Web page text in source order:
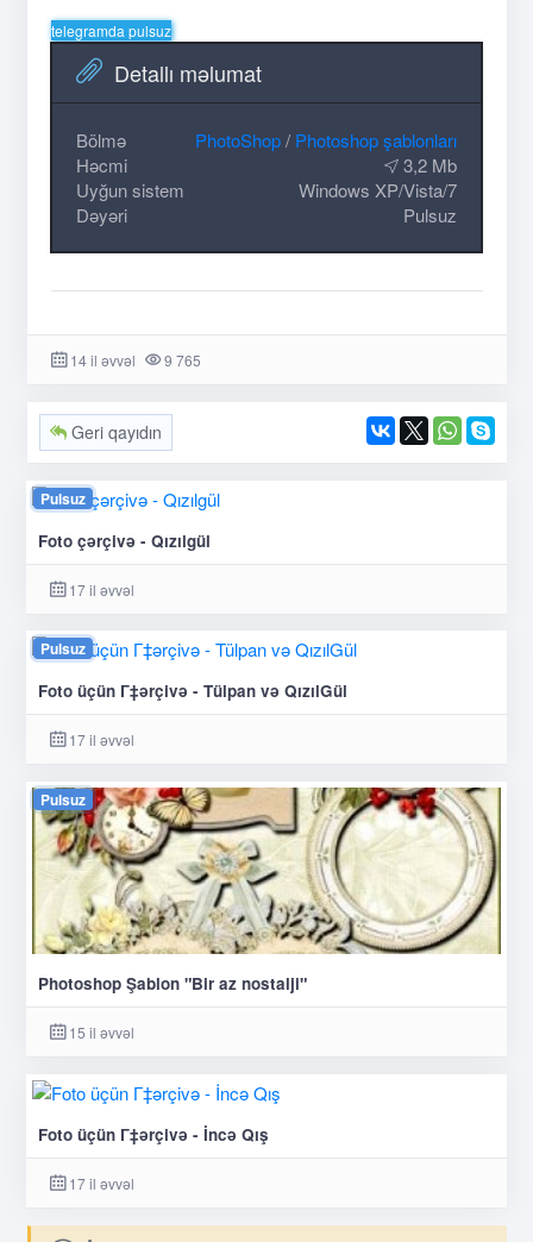
telegramda pulsuz
Detallı məlumat
Bölmə PhotoShop/ Photoshop şablonları
Həcmi
3,2 Mb
Uyğun sistem
Windows XP/Vista/7
Dəyəri
Pulsuz
14 il əvvəl 9 765
Geri qayıdın
Pulsuz
Foto çərçivə - Qızılgül
17 il əvvəl
Pulsuz
Foto üçün Г‡ərçivə - Tülpan və QızılGül
17 il əvvəl
Pulsuz
Photoshop Şablon "Bir az nostalji"
15 il əvvəl
Foto üçün Г‡ərçivə - İncə Qış
17 il əvvəl